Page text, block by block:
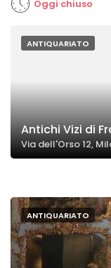
Oggi chiuso
ANTIQUARIATO
Antichi Vizi di
Via dell'Orso 12,
ANTIQUARIATO